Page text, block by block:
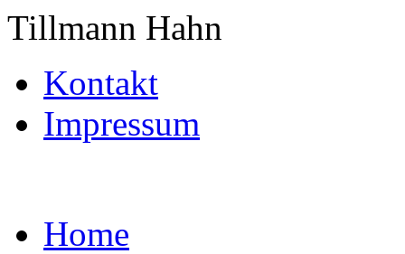
Tillmann Hahn
Kontakt
Impressum
Home